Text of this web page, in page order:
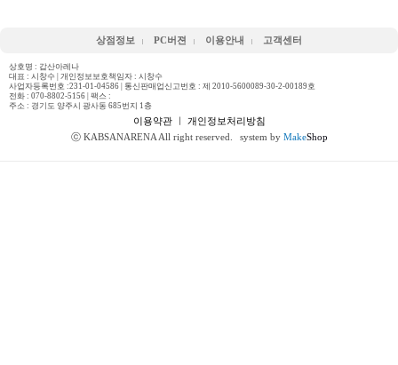
상점정보 PC버젼 이용안내 고객센터
상호명 : 갑산아레나
대표 : 시창수 | 개인정보보호책임자 : 시창수
사업자등록번호 :231-01-04586 | 통신판매업신고번호 : 제 2010-5600089-30-2-00189호
전화 : 070-8802-5156 | 팩스 :
주소 : 경기도 양주시 광사동 685번지 1층
이용약관ㅣ 개인정보처리방침
ⓒ KABSANARENA All right reserved.
system by MakeShop